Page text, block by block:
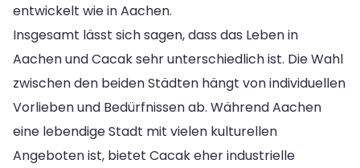
entwickelt wie in Aachen.
Insgesamt lässt sich sagen, dass das Leben in
Aachen und Cacak sehr unterschiedlich ist. Die Wahl
zwischen den beiden Städten hängt von individuellen
Vorlieben und Bedürfnissen ab. Während Aachen
eine lebendige Stadt mit vielen kulturellen
Angeboten ist, bietet Cacak eher industrielle